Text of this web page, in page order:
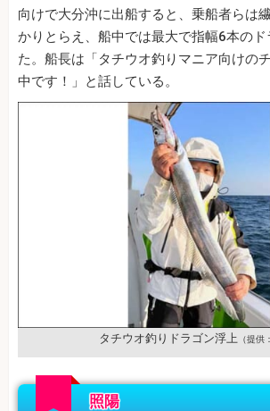
向けで大分沖に出船すると、乗船者らは
かりとらえ、船中では最大で指幅6本のド
た。船長は「タチウオ釣りマニア向けの
中です！」と話している。
タチウオ釣りドラゴン浮上 （提供
照陽